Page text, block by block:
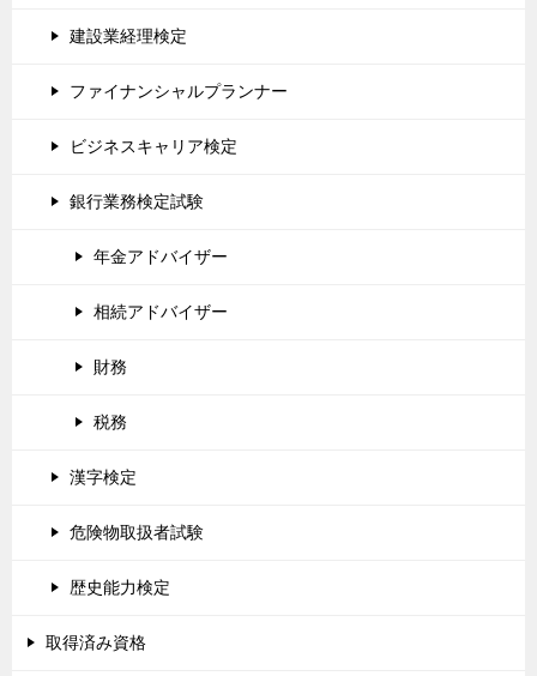
建設業経理検定
ファイナンシャルプランナー
ビジネスキャリア検定
銀行業務検定試験
年金アドバイザー
相続アドバイザー
財務
税務
漢字検定
危険物取扱者試験
歴史能力検定
取得済み資格